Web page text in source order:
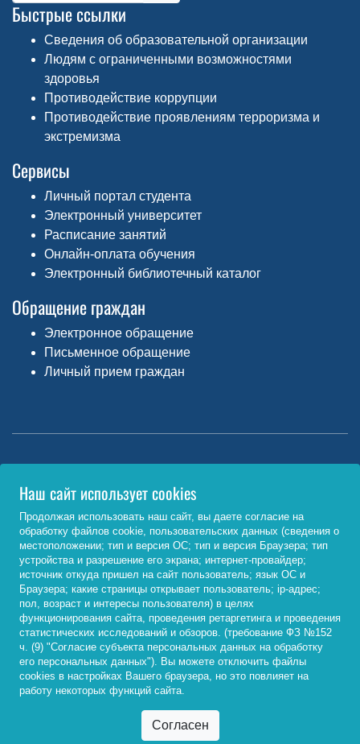
Быстрые ссылки
Сведения об образовательной организации
Людям с ограниченными возможностями
здоровья
Противодействие коррупции
Противодействие проявлениям терроризма и
экстремизма
Сервисы
Личный портал студента
Электронный университет
Расписание занятий
Онлайн-оплата обучения
Электронный библиотечный каталог
Обращение граждан
Электронное обращение
Письменное обращение
Личный прием граждан
Министерство науки и высшего образования РФ
http://www.minobrnauki.gov.ru/
Министерство просвещения РФ
https://edu.gov.ru/
Федеральный портал «Российское образование»
http://www.edu.ru/
© 2026, ФГБОУ ВО «Байкальский государственный
университет»
Наш сайт использует cookies
Продолжая использовать наш сайт, вы даете согласие на
обработку файлов cookie, пользовательских данных (сведения о
местоположении; тип и версия ОС; тип и версия Браузера; тип
устройства и разрешение его экрана; интернет-провайдер;
источник откуда пришел на сайт пользователь; язык ОС и
Браузера; какие страницы открывает пользователь; ip-адрес;
пол, возраст и интересы пользователя) в целях
функционирования сайта, проведения ретаргетинга и проведения
статистических исследований и обзоров. (требование ФЗ №152
ч. (9) "Согласие субъекта персональных данных на обработку
его персональных данных"). Вы можете отключить файлы
cookies в настройках Вашего браузера, но это повлияет на
работу некоторых функций сайта.